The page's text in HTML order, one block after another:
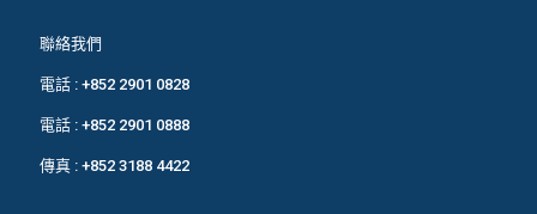
聯絡我們
電話 : +852 2901 0828
電話 : +852 2901 0888
傳真 : +852 3188 4422